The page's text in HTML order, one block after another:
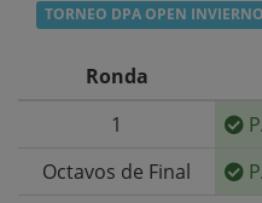
TORNEO DPA OPEN
Ronda
1
Octavos de Final